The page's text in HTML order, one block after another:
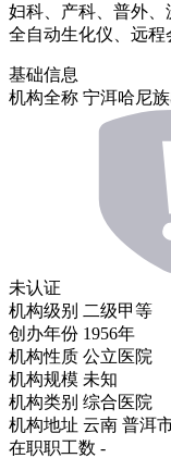
妇科、产科、普外、
全自动生化仪、远
基础信息
机构全称 宁洱哈尼
未认证
机构级别 二级甲等
创办年份 1956年
机构性质 公立医院
机构规模 未知
机构类别 综合医院
机构地址 云南 普洱
在职职工数 -